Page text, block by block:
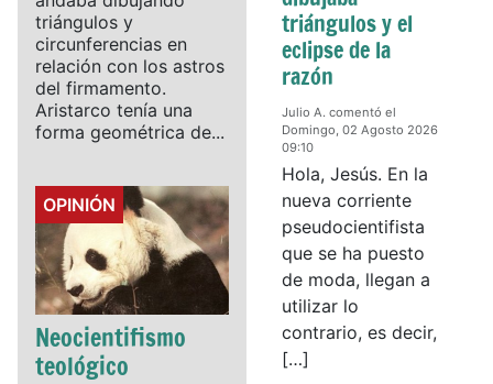
triángulos y
circunferencias en
relación con los astros
del firmamento.
Aristarco tenía una
forma geométrica de...
Details
OPINIÓN
Neocientifismo
teológico
triángulos y el
eclipse de la
razón
Julio A. comentó el
Domingo, 02 Agosto 2026
09:10
Hola, Jesús. En la
nueva corriente
pseudocientifista
que se ha puesto
de moda, llegan a
utilizar lo
contrario, es decir,
[…]